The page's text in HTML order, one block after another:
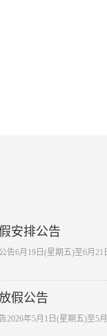
安排公告
告6月19日(星期五)至6月
假公告
2026年5月1日(星期五)至5